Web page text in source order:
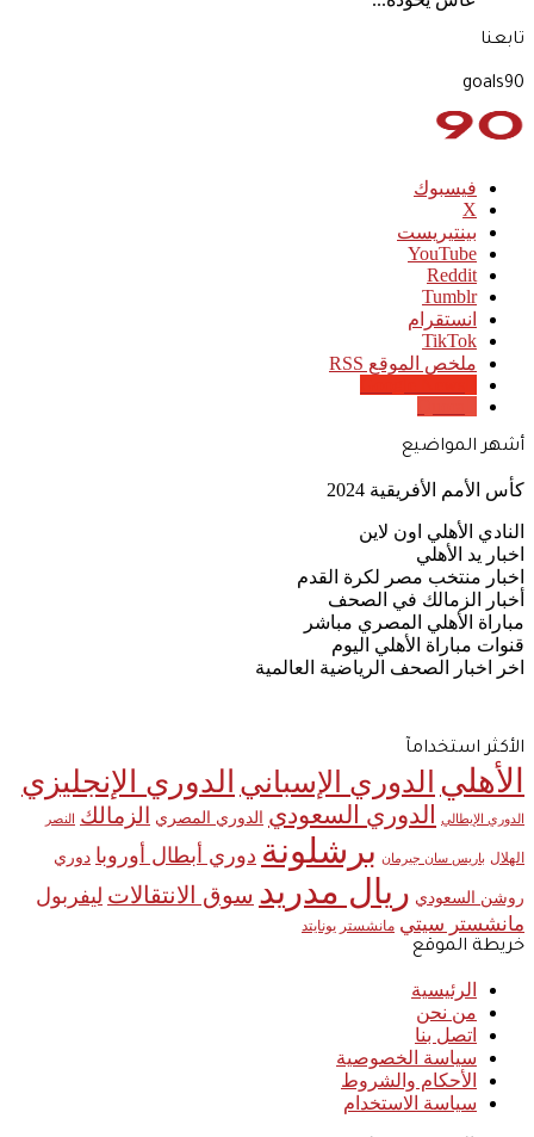
تابعنا
goals90
فيسبوك
‫X
بينتيريست
‫YouTube
انستقرام
‫TikTok
ملخص الموقع RSS
أشهر المواضيع
كأس الأمم الأفريقية 2024
النادي الأهلي اون لاين
اخبار يد الأهلي
اخبار منتخب مصر لكرة القدم
أخبار الزمالك في الصحف
مباراة الأهلي المصري مباشر
قنوات مباراة الأهلي اليوم
اخر اخبار الصحف الرياضية العالمية
الأكثر استخدامآ
الأهلي الدوري الإسباني الدوري الإنجليزي
الدوري الإيطالي الدوري السعودي الدوري المصري الزمالك النصر
الهلال باريس سان جيرمان برشلونة دوري أبطال أوروبا دوري
روشن السعودي ريال مدريد سوق الانتقالات ليفربول
مانشستر سيتي مانشستر يونايتد
خريطة الموقع
الرئيسية
من نحن
اتصل بنا
سياسة الخصوصية
الأحكام والشروط
سياسة الاستخدام